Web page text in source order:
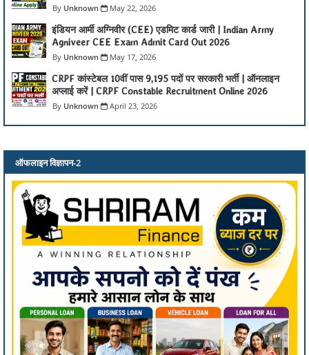
Unknown May 22, 2026
इंडियन आर्मी अग्निवीर (CEE) एडमिट कार्ड जारी | Indian Army
Agniveer CEE Exam Admit Card Out 2026
Unknown May 17, 2026
CRPF कांस्टेबल 10वीं पास 9,195 पदों पर सरकारी भर्ती | ऑनलाइन
अप्लाई करें | CRPF Constable Recruitment Online 2026
Unknown April 23, 2026
ऑफलाइन विज्ञापन-2